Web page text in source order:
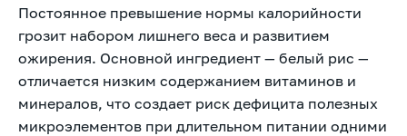
Постоянное превышение нормы калорийности
грозит набором лишнего веса и развитием
ожирения. Основной ингредиент — белый рис —
отличается низким содержанием витаминов и
минералов, что создает риск дефицита полезных
микроэлементов при длительном питании одними